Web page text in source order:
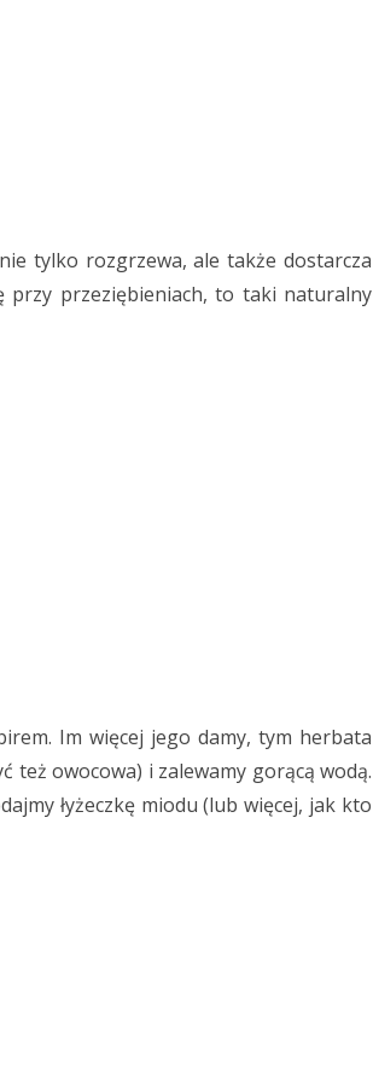
tylko rozgrzewa, ale także dostarcza
przy przeziębieniach, to taki naturalny
Im więcej jego damy, tym herbata
też owocowa) i zalewamy gorącą wodą.
łyżeczkę miodu (lub więcej, jak kto